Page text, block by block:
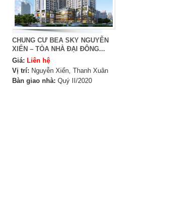
CHUNG CƯ BEA SKY NGUYỄN
XIỂN – TÒA NHÀ ĐẠI ĐÔNG...
Giá: Liên hệ
Vị trí: Nguyễn Xiển, Thanh Xuân
Bàn giao nhà: Quý II/2020